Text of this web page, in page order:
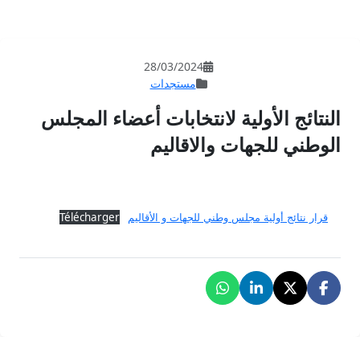
أعضاء المجلس
و الأقاليم Télécharger